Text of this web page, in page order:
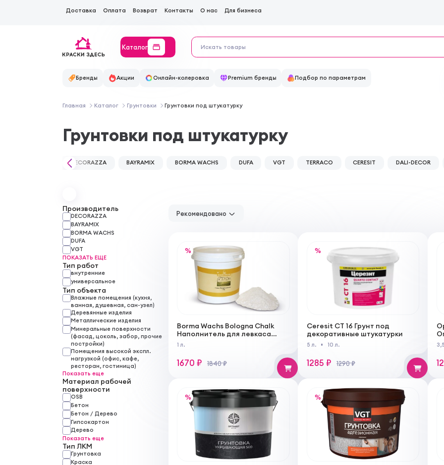
Доставка Оплата Возврат Контакты О нас Для бизнеса
Каталог
Бренды Акции Онлайн-колеровка Premium бренды Подбор по параметрам
Главная Каталог Грунтовки Грунтовки под штукатурку
Грунтовки под штукатурку
Производитель
DECORAZZA
BAYRAMIX
BORMA WACHS
DUFA
VGT
ПОКАЗАТЬ ЕЩЕ
Тип работ
внутренние
универсальное
Тип объекта
Влажные помещения (кухня,
ванная, душевная, сан-узел)
Деревянные изделия
Металлические изделия
Минеральные поверхности
(фасад, цоколь, забор, прочие
постройки)
Помещения высокой экспл.
нагрузкой (офис, кафе,
ресторан, гостиница)
Показать еще
Материал рабочей
поверхности
OSB
Бетон
Бетон / Дерево
Гипсокартон
Дерево
Показать еще
Тип ЛКМ
Грунтовка
Краска
Рекомендовано
%
Borma Wachs Bologna Chalk
Наполнитель для левкаса
Джессо Болонья
1 л.
1670 ₽ 1840 ₽
%
Ceresit CT 16 Грунт под
декоративные штукатурки
5 л. 10 л.
1285 ₽ 1290 ₽
% %
DECORAZZA BAYRAMIX BORMA WACHS DUFA VGT TERRACO CERESIT DALI-DECOR